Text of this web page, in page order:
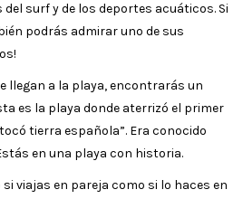
surf y de los deportes acuáticos. Si
podrás admirar uno de sus
llegan a la playa, encontrarás un
es la playa donde aterrizó el primer
tierra española”. Era conocido
en una playa con historia.
viajas en pareja como si lo haces en